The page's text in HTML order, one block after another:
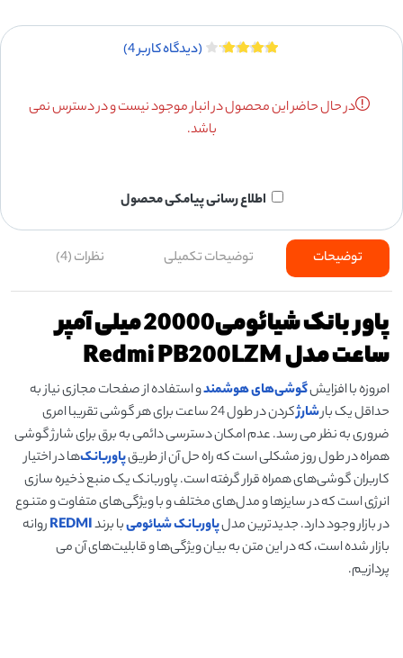
(دیدگاه کاربر4
)
در حال حاضر این محصول در انبار موجود نیست و در دسترس نمی
باشد.
اطلاع رسانی پیامکی محصول
توضیحات توضیحات تکمیلی نظرات (4)
پاور بانک شیائومی20000 میلی آمپر
ساعت مدل Redmi PB200LZM
امروزه با افزایشگوشی‌های هوشمندو استفاده از صفحات مجازی نیاز به
حداقل یک بارشارژ
کردن در طول 24 ساعت برای هر گوشی تقریبا امری
ضروری به نظر می رسد. عدم امکان دسترسی دائمی به برق برای شارژ گوشی
همراه در طول روز مشکلی است که راه حل آن از طریقپاوربانک‌ها در اختیار
کاربران گوشی‌های همراه قرار گرفته است. پاوربانک یک منبع ذخیره سازی
انرژی است که در سایزها و مدل‌های مختلف و با ویژگی‌های متفاوت و متنوع
در بازار وجود دارد. جدیدترین مدلپاوربانک شیائومیبا برندREDMIروانه
بازار شده است، که در این متن به بیان ویژگی‌ها و قابلیت‌های آن می
پردازیم.